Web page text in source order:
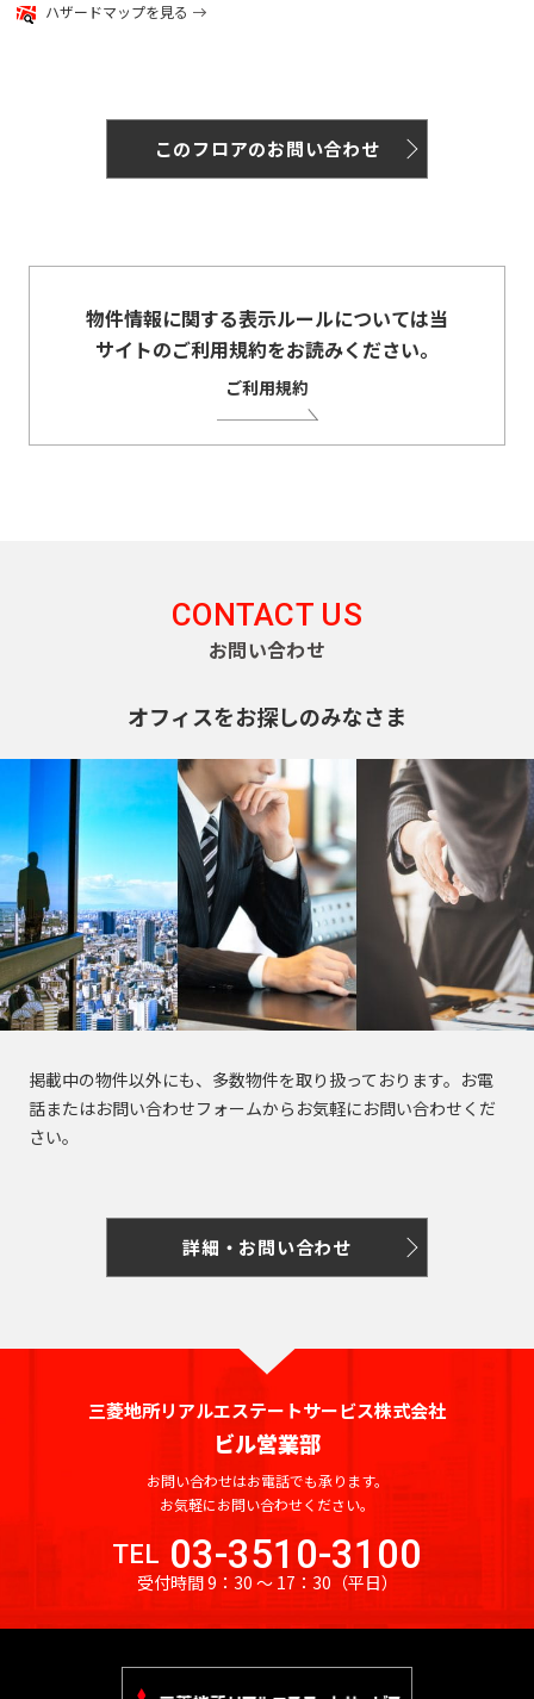
ハザードマップを見る
このフロアのお問い合わせ
物件情報に関する表示ルールについては当
サイトのご利用規約をお読みください。
ご利用規約
CONTACT US
お問い合わせ
オフィスをお探しのみなさま
掲載中の物件以外にも、多数物件を取り扱っております。お電
話またはお問い合わせフォームからお気軽にお問い合わせくだ
さい。
詳細・お問い合わせ
三菱地所リアルエステートサービス株式会社
ビル営業部
お問い合わせはお電話でも承ります。
お気軽にお問い合わせください。
TEL 03-3510-3100
受付時間 9：30 〜 17：30 （平日）